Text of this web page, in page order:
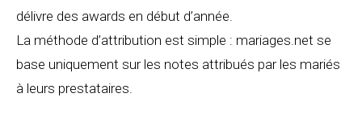
délivre des awards en début d’année.
La méthode d’attribution est simple : mariages.net se
base uniquement sur les notes attribués par les mariés
à leurs prestataires.